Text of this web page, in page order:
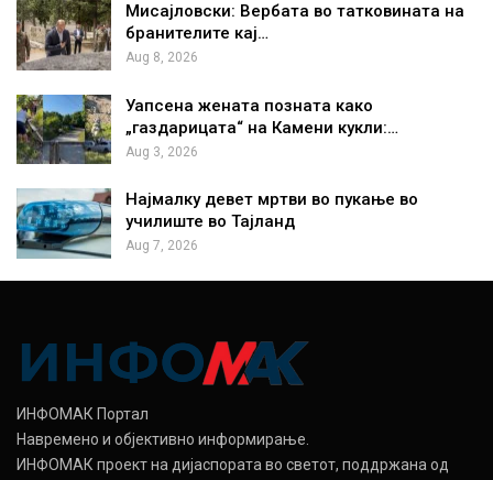
Мисајловски: Вербата во татковината на
бранителите кај…
Aug 8, 2026
Уапсена жената позната како
„газдарицата“ на Камени кукли:…
Aug 3, 2026
Најмалку девет мртви во пукање во
училиште во Тајланд
Aug 7, 2026
ИНФОМАК Портал
Навремено и објективно информирање.
ИНФОМАК проект на дијаспората во светот, поддржана од